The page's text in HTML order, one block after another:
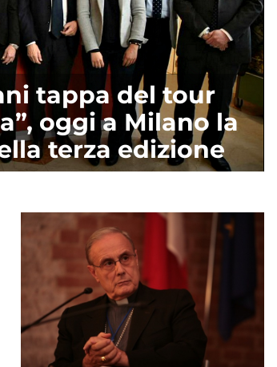
tappa del tour
oggi a Milano la
terza edizione